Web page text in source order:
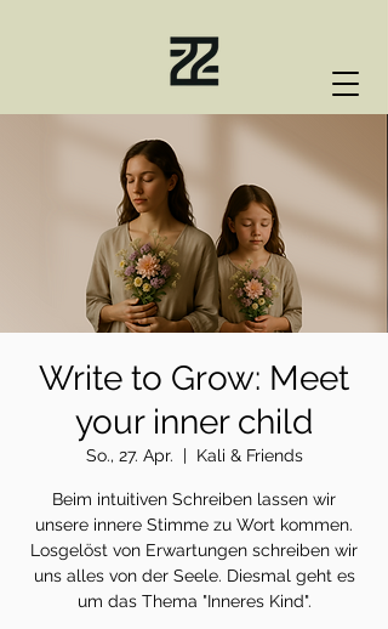
Write to Grow: Meet
your inner child
So., 27. Apr.
  |
Kali & Friends
Beim intuitiven Schreiben lassen wir
unsere innere Stimme zu Wort kommen.
Losgelöst von Erwartungen schreiben wir
uns alles von der Seele. Diesmal geht es
um das Thema "Inneres Kind".